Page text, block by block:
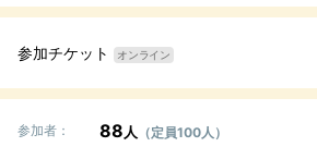
参加チケット オンライン
参加者： 88人 （定員100人）